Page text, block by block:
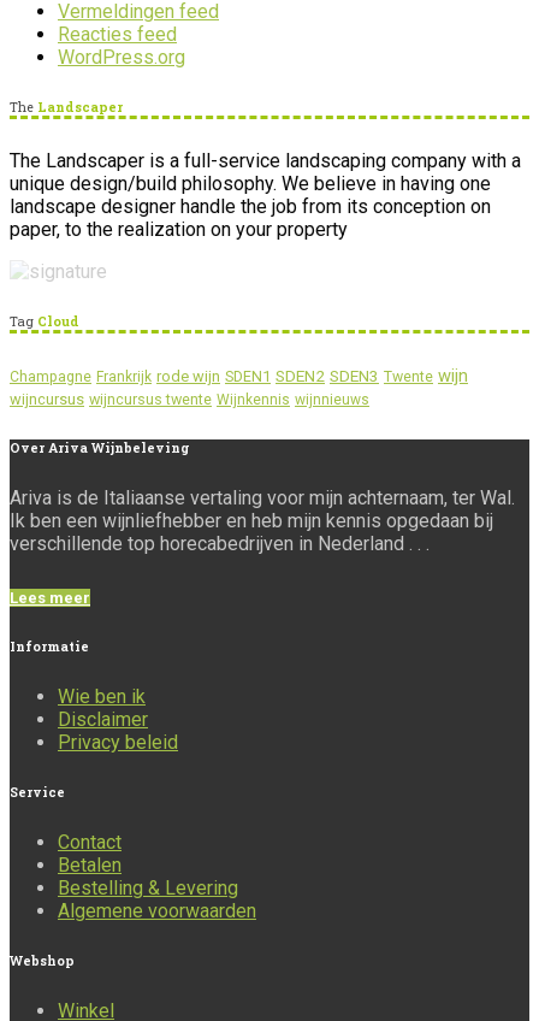
Vermeldingen feed
Reacties feed
WordPress.org
The Landscaper
The Landscaper is a full-service landscaping company with a
unique design/build philosophy. We believe in having one
landscape designer handle the job from its conception on
paper, to the realization on your property
Tag Cloud
Champagne Frankrijk rode wijn SDEN1 SDEN2 SDEN3 Twente wijn
wijncursus wijncursus twente Wijnkennis wijnnieuws
Over Ariva Wijnbeleving
Ariva is de Italiaanse vertaling voor mijn achternaam, ter Wal.
Ik ben een wijnliefhebber en heb mijn kennis opgedaan bij
verschillende top horecabedrijven in Nederland . . .
Lees meer
Informatie
Wie ben ik
Disclaimer
Privacy beleid
Service
Contact
Betalen
Bestelling & Levering
Algemene voorwaarden
Webshop
Winkel